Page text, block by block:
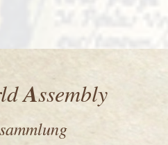
Assembly